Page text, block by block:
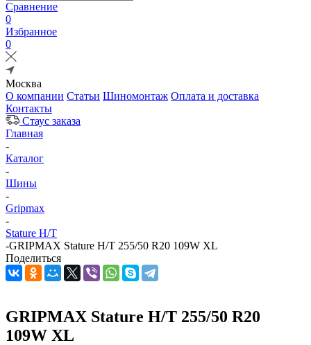
Сравнение
0
Избранное
0
Москва
О компании Статьи Шиномонтаж Оплата и доставка
Контакты
Стаус заказа
Главная
-
Каталог
-
Шины
-
Gripmax
-
Stature H/T
-GRIPMAX Stature H/T 255/50 R20 109W XL
Поделиться
GRIPMAX Stature H/T 255/50 R20
109W XL